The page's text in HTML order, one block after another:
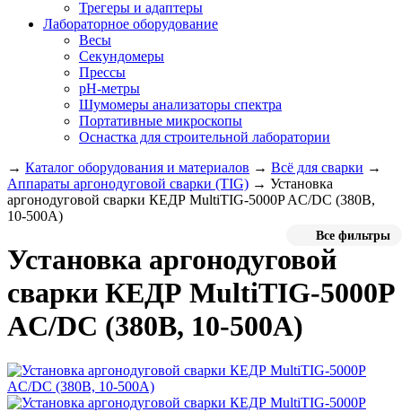
Трегеры и адаптеры
Лабораторное оборудование
Весы
Секундомеры
Прессы
pH-метры
Шумомеры анализаторы спектра
Портативные микроскопы
Оснастка для строительной лаборатории
→ Каталог оборудования и материалов → Всё для сварки →
Аппараты аргонодуговой сварки (TIG) → Установка
аргонодуговой сварки КЕДР MultiTIG-5000P AC/DC (380В,
10-500А)
Все фильтры
Установка аргонодуговой
сварки КЕДР MultiTIG-5000P
AC/DC (380В, 10-500А)